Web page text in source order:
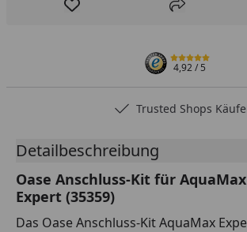
Produkt zur Wunschliste
Teilen
4,92/ 5
Trusted Shops
Detailbeschreibung
Oase Anschluss-Kit für AquaMax
Expert (35359)
Das Oase Anschluss-Kit AquaMax